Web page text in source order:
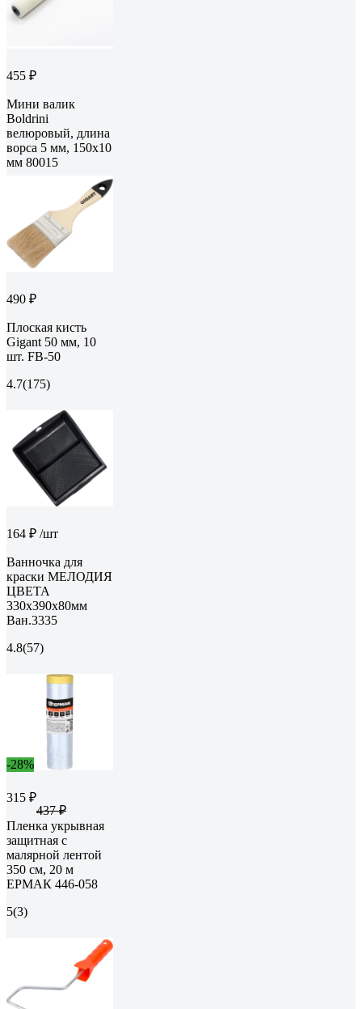
455 ₽
Мини валик
Boldrini
велюровый, длина
ворса 5 мм, 150x10
мм 80015
490 ₽
Плоская кисть
Gigant 50 мм, 10
шт. FB-50
4.7(175)
164 ₽ /шт
Ванночка для
краски МЕЛОДИЯ
ЦВЕТА
330х390х80мм
Ван.3335
4.8(57)
-28%
315 ₽
437 ₽
Пленка укрывная
защитная с
малярной лентой
350 см, 20 м
ЕРМАК 446-058
5(3)